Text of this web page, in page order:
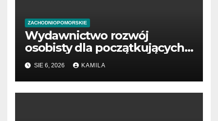
ZACHODNIOPOMORSKIE
Wydawnictwo rozwój
osobisty dla początkujących
przedsiębiorców
SIE 6, 2026 KAMILA